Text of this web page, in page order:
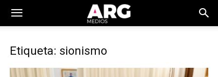
Etiqueta: sionismo